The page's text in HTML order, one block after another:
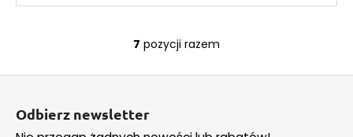
K
7 pozycji razem
Odbierz newsletter